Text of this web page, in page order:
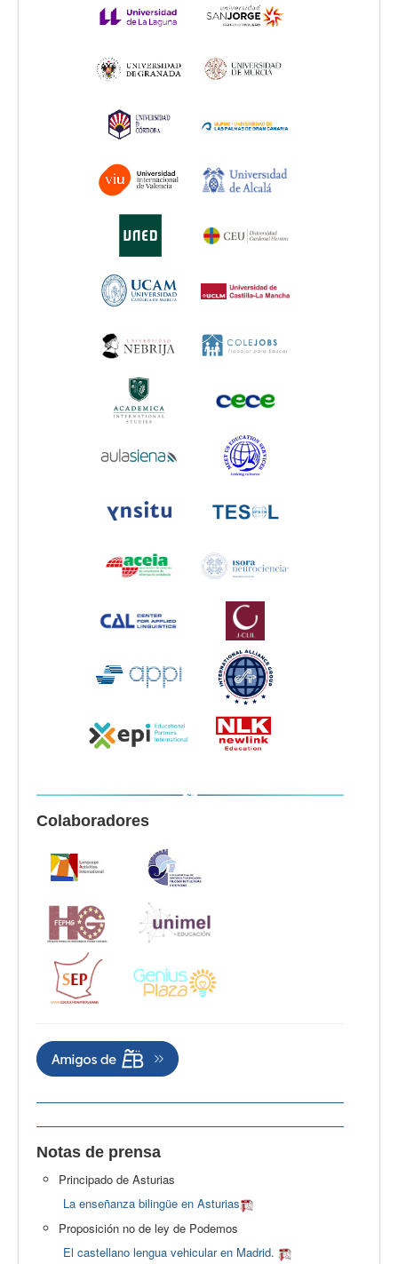
Colaboradores
Notas de prensa
Principado de Asturias
La enseñanza bilingüe en Asturias
Proposición no de ley de Podemos
El castellano lengua vehicular en Madrid.